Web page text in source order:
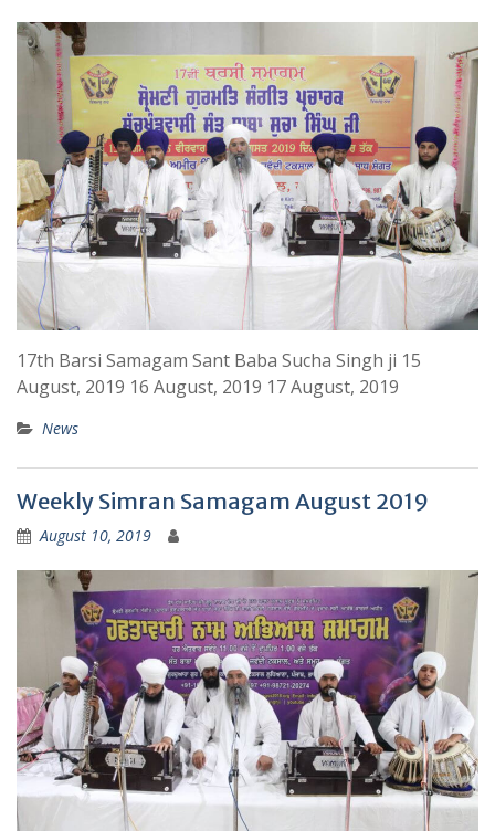
17th Barsi Samagam Sant Baba Sucha Singh ji 15
August, 2019 16 August, 2019 17 August, 2019
News
Weekly Simran Samagam August 2019
August 10, 2019